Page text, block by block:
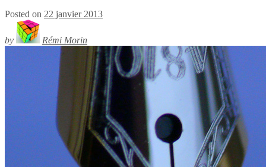
Posted on 22 janvier 2013
by Rémi Morin